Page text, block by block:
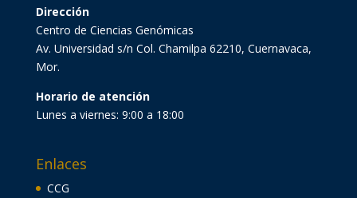
Dirección
Centro de Ciencias Genómicas
Av. Universidad s/n Col. Chamilpa 62210, Cuernavaca,
Mor.
Horario de atención
Lunes a viernes: 9:00 a 18:00
Enlaces
CCG